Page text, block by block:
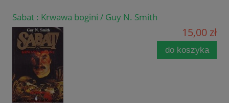
Sabat : Krwawa bogini / Guy N. Smith
15,00 zł
do koszyka